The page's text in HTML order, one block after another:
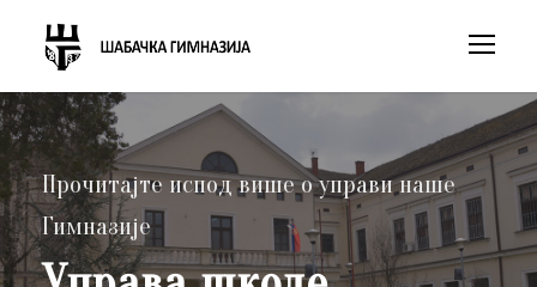
Прочитајте испод више о управи наше
Гимназије